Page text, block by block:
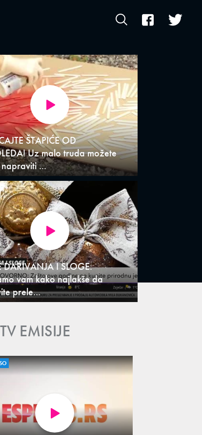
ŠTAPIĆE OD
Uz malo truda možete
...
DARIVANJA I SLOGE:
vam kako najlakše da
prele...
EMISIJE